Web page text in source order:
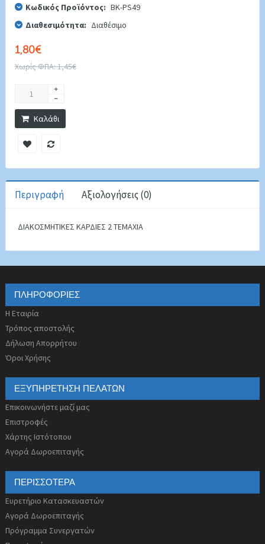
Κωδικός Προϊόντος: BK-PS49
Διαθεσιμότητα: Διαθέσιμο
1,80€
Χωρίς ΦΠΑ: 1,45€
Καλάθι
Περιγραφή Αξιολογήσεις (0)
ΔΙΑΚΟΣΜΗΤΙΚΕΣ ΚΑΡΔΙΕΣ 2 ΤΕΜΑΧΙΑ
ΠΛΗΡΟΦΟΡΊΕΣ
Η Εταιρία
Τρόπος αποστολής
Δήλωση Απορρήτου
Όροι Χρήσης
ΕΞΥΠΗΡΈΤΗΣΗ ΠΕΛΑΤΏΝ
Επικοινωνήστε μαζί μας
Επιστροφές
Χάρτης Ιστότοπου
Αγορά Δωροεπιταγής
ΠΕΡΙΣΣΌΤΕΡΑ
Ευρετήριο Κατασκευαστών
Αγορά Δωροεπιταγής
Πρόγραμμα Συνεργατών